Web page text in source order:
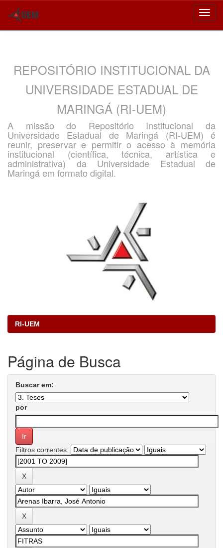
REPOSITÓRIO INSTITUCIONAL DA
UNIVERSIDADE ESTADUAL DE
MARINGÁ (RI-UEM)
A missão do Repositório Institucional da
Universidade Estadual de Maringá (RI-UEM) é
reunir, preservar e permitir o acesso à memória
institucional (científica, técnica, artística e
administrativa) da Universidade Estadual de
Maringá em formato digital.
RI-UEM
Página de Busca
Buscar em:
por
Filtros correntes: